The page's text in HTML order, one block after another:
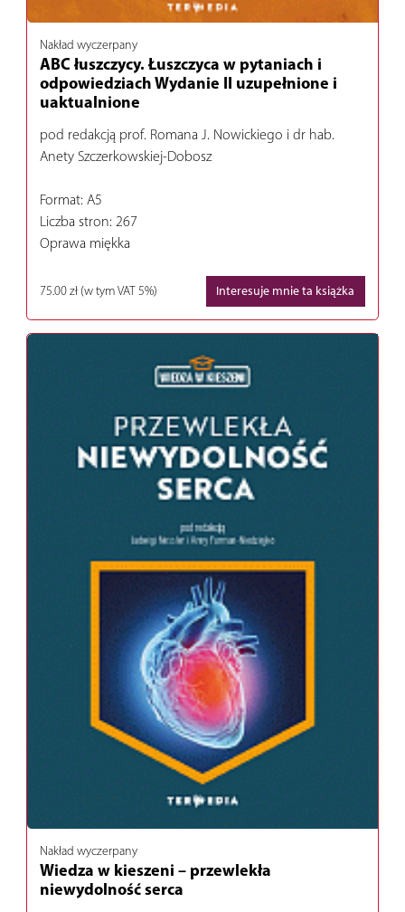
Nakład wyczerpany
ABC łuszczycy. Łuszczyca w pytaniach i
odpowiedziach Wydanie II uzupełnione i
uaktualnione
pod redakcją prof. Romana J. Nowickiego i dr hab.
Anety Szczerkowskiej-Dobosz
Format: A5
Liczba stron: 267
Oprawa miękka
75.00 zł (w tym VAT 5%) Interesuje mnie ta książka
Nakład wyczerpany
Wiedza w kieszeni – przewlekła
niewydolność serca